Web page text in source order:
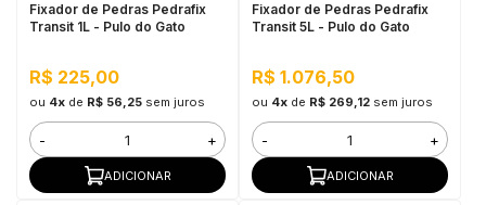
Fixador de Pedras Pedrafix
Transit 1L - Pulo do Gato
R$ 225,00
ou 4xde R$ 56,25 sem juros
- +
ADICIONAR
Fixador de Pedras Pedrafix
Transit 5L - Pulo do Gato
R$ 1.076,50
ou 4xde R$ 269,12 sem juros
- +
ADICIONAR